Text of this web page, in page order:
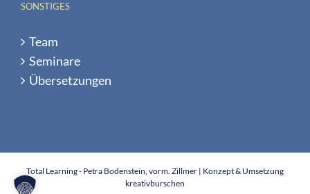
SONSTIGES
Team
Seminare
Übersetzungen
Total Learning - Petra Bodenstein, vorm. Zillmer | Konzept & Umsetzung
kreativburschen